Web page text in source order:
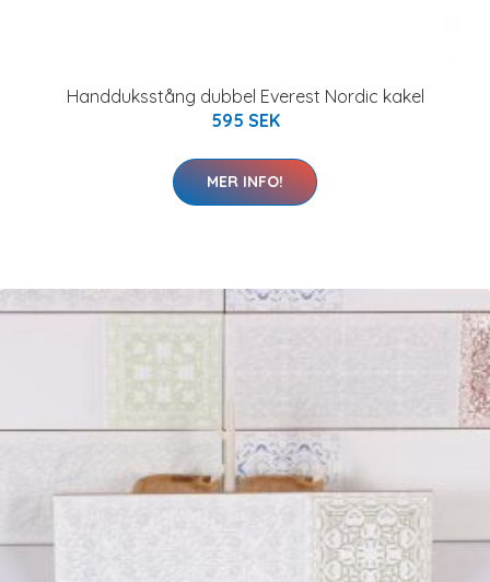
Handduksstång dubbel Everest Nordic kakel
595 SEK
MER INFO!